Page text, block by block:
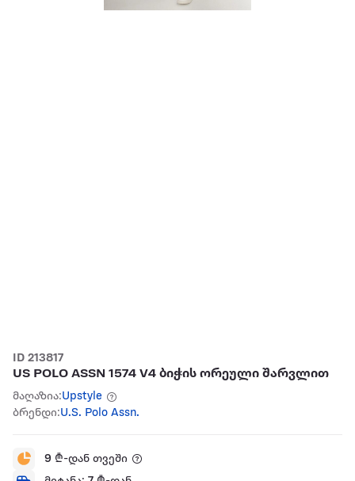
ID 213817
US POLO ASSN 1574 V4 ბიჭის ორეული შარვლით
მაღაზია:Upstyle
ბრენდი:U.S. Polo Assn.
9 ₾-დან თვეში